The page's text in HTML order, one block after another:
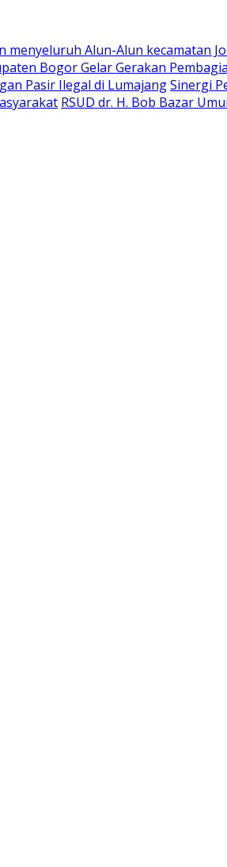
Alun-Alun kecamatan
Bogor Gelar Gerakan
Pasir Ilegal di LumajangSinergi
RSUD dr. H. Bob Bazar